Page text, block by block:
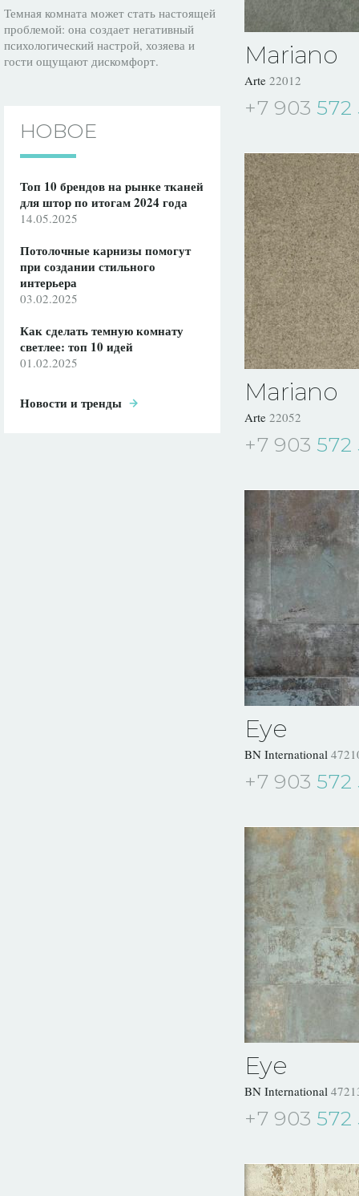
Темная комната может стать настоящей
проблемой: она создает негативный
психологический настрой, хозяева и
гости ощущают дискомфорт.
НОВОЕ
Топ 10 брендов на рынке тканей
для штор по итогам 2024 года
14.05.2025
Потолочные карнизы помогут
при создании стильного
интерьера
03.02.2025
Как сделать темную комнату
светлее: топ 10 идей
01.02.2025
Новости и тренды
Mariano
Arte 22012
+7 903 572
Mariano
Arte 22052
+7 903 572
Eye
BN International
+7 903 572
Eye
BN International
+7 903 572